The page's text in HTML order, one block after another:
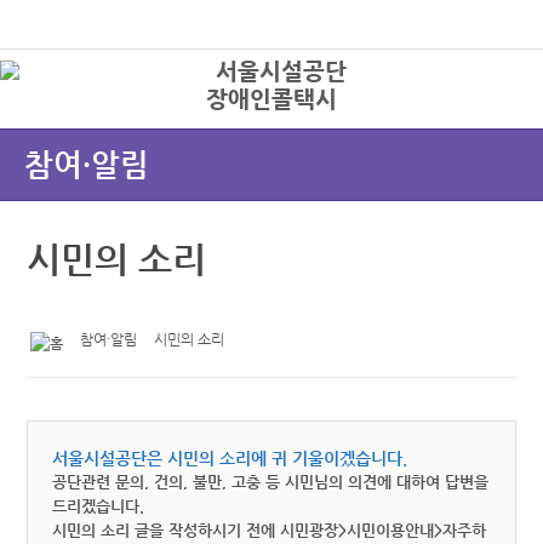
장애인콜택시
참여·알림
시민의 소리
참여·알림 시민의 소리
서울시설공단은 시민의 소리에 귀 기울이겠습니다.
공단관련 문의, 건의, 불만, 고충 등 시민님의 의견에 대하여 답변을
드리겠습니다.
시민의 소리 글을 작성하시기 전에 시민광장>시민이용안내>자주하